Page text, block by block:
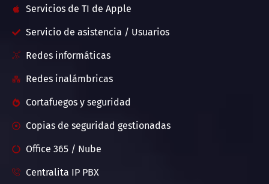
Servicios de TI de Apple
Servicio de asistencia / Usuarios
Redes informáticas
Redes inalámbricas
Cortafuegos y seguridad
Copias de seguridad gestionadas
Office 365 / Nube
Centralita IP PBX